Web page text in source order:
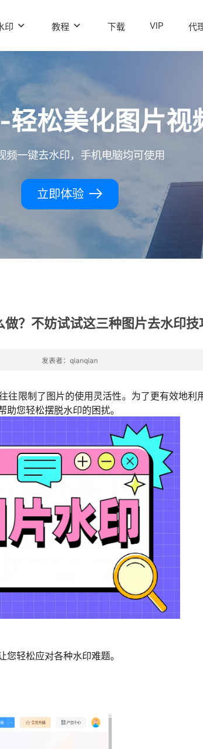
印 教程 下载 VIP 代
轻松美化图片视
频一键去水印，手机电脑均可使用
立即体验
做？不妨试试这三种图片去水印技
发表者：qianqian
限制了图片的使用灵活性。为了更有效地
助您轻松摆脱水印的困扰。
轻松应对各种水印难题。